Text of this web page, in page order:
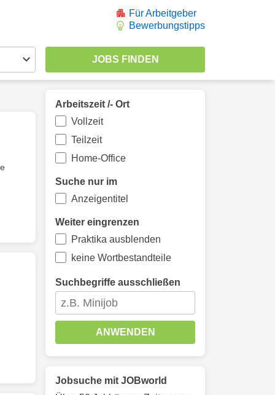
Für Arbeitgeber
Bewerbungstipps
Arbeitszeit /- Ort
Vollzeit
Teilzeit
Home-Office
Suche nur im
Anzeigentitel
Weiter eingrenzen
Praktika ausblenden
keine Wortbestandteile
Suchbegriffe ausschließen
ANWENDEN
Jobsuche mit JOBworld